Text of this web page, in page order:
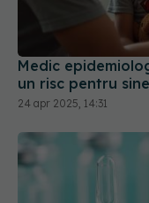
Medic
un risc pentru
24 apr 2025, 14:31